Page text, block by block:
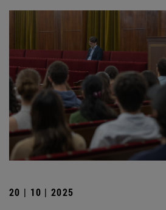
20 | 10 | 2025